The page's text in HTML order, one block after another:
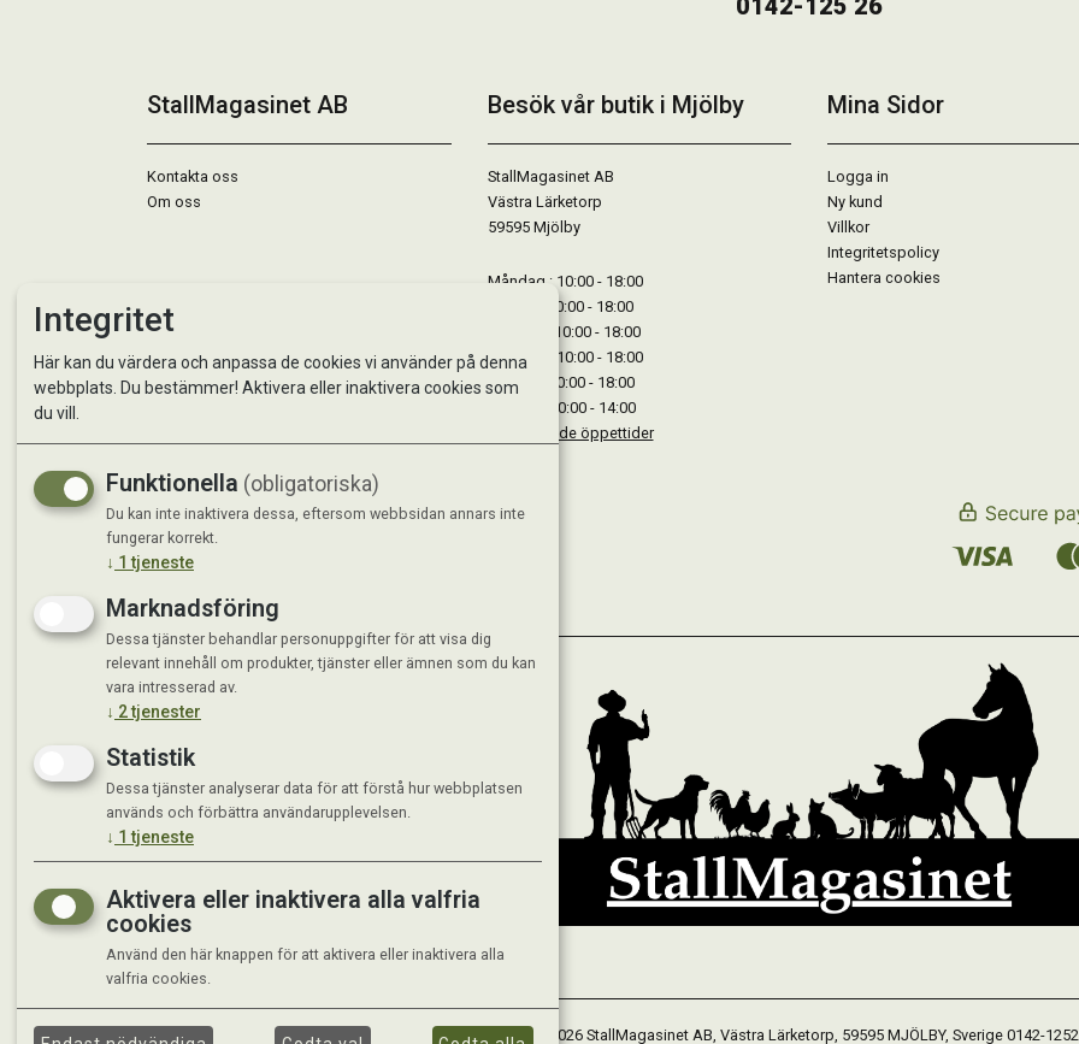
StallMagasinet AB
Kontakta oss
Om oss
Besök vår butik i Mjölby
StallMagasinet AB
Västra Lärketorp
59595 Mjölby
Måndag : 10:00 - 18:00
Tisdag : 10:00 - 18:00
Onsdag : 10:00 - 18:00
Torsdag : 10:00 - 18:00
Fredag : 10:00 - 18:00
Lördag : 10:00 - 14:00
Se avvikande öppettider
Mina Sidor
Logga in
Ny kund
Villkor
Integritetspolicy
Hantera cookies
© 2026 StallMagasinet AB, Västra Lärketorp, 59595 MJÖLBY, Sverige 0142-
Integritet
Här kan du värdera och anpassa de cookies vi använder på denna
webbplats. Du bestämmer! Aktivera eller inaktivera cookies som
du vill.
Funktionella (obligatoriska)
Du kan inte inaktivera dessa, eftersom webbsidan annars inte
fungerar korrekt.
↓ 1 tjeneste
Marknadsföring
Dessa tjänster behandlar personuppgifter för att visa dig
relevant innehåll om produkter, tjänster eller ämnen som du kan
vara intresserad av.
↓ 2tjenester
Statistik
Dessa tjänster analyserar data för att förstå hur webbplatsen
används och förbättra användarupplevelsen.
↓ 1 tjeneste
Aktivera eller inaktivera alla valfria
cookies
Använd den här knappen för att aktivera eller inaktivera alla
valfria cookies.